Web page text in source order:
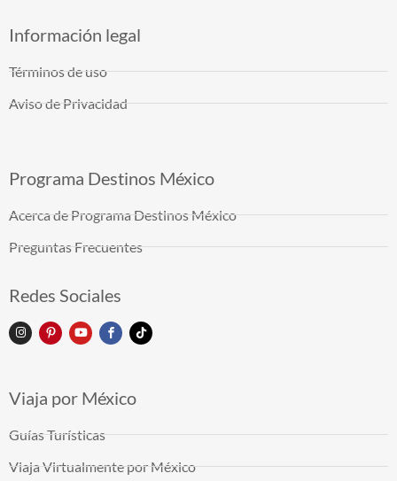
Información legal
Términos de uso
Aviso de Privacidad
Programa Destinos México
Acerca de Programa Destinos México
Preguntas Frecuentes
Redes Sociales
Viaja por México
Guías Turísticas
Viaja Virtualmente por México